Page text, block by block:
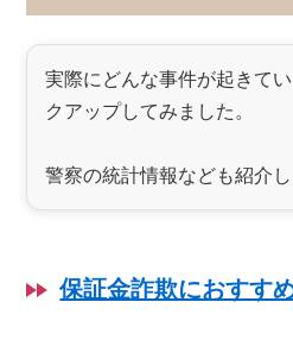
実際にどんな事件が起きて
クアップしてみました。
警察の統計情報なども紹介し
保証金詐欺におすす